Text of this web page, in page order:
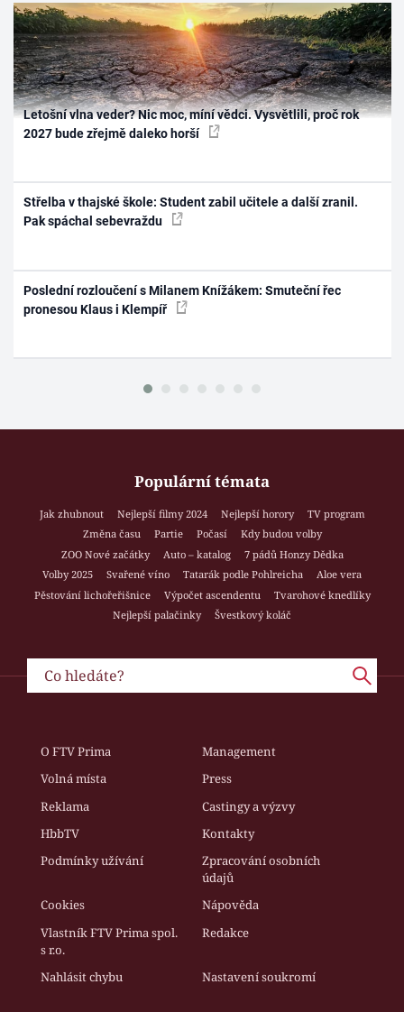
Letošní vlna veder? Nic moc, míní vědci. Vysvětlili, proč rok
2027 bude zřejmě daleko horší
Střelba v thajské škole: Student zabil učitele a další zranil.
Pak spáchal sebevraždu
Poslední rozloučení s Milanem Knížákem: Smuteční řec
pronesou Klaus i Klempíř
Populární témata
Jak zhubnout Nejlepší filmy 2024 Nejlepší horory
TV program
Změna času
Partie Počasí
Kdy budou volby
ZOO Nové začátky
Auto – katalog
7 pádů Honzy Dědka
Volby 2025
Svařené víno Tatarák podle Pohlreicha
Aloe vera
Pěstování lichořeřišnice
Výpočet ascendentu
Tvarohové knedlíky
Nejlepší palačinky
Švestkový koláč
O FTV Prima
Management
Volná místa
Press
Reklama
Castingy a výzvy
HbbTV
Kontakty
Podmínky užívání
Zpracování osobních
údajů
Cookies
Nápověda
Vlastník FTV Prima spol.
s r.o.
Redakce
Nahlásit chybu Nastavení soukromí